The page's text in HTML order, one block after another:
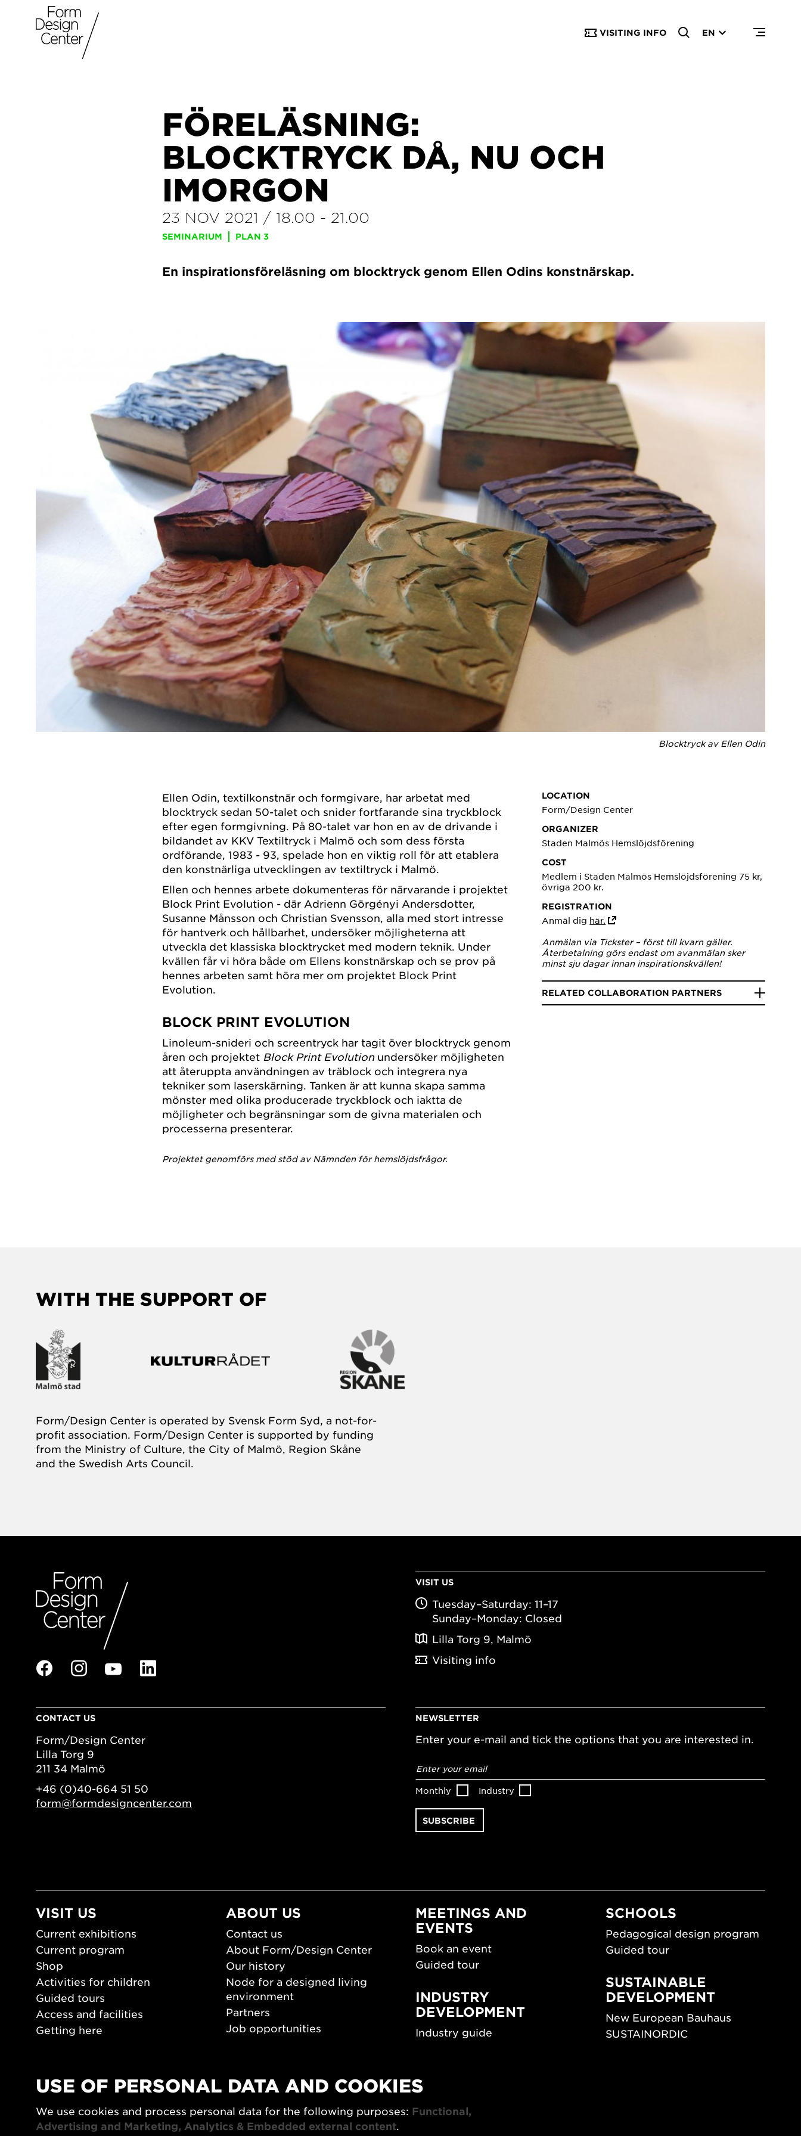
VISITING INFO EN
FÖRELÄSNING:
BLOCKTRYCK DÅ, NU OCH
IMORGON
23 NOV 2021 / 18.00 - 21.00
SEMINARIUM PLAN 3
En inspirationsföreläsning om blocktryck genom Ellen Odins konstnärskap.
Blocktryck av Ellen Odin
Ellen Odin, textilkonstnär och formgivare, har arbetat med
blocktryck sedan 50-talet och snider fortfarande sina tryckblock
efter egen formgivning. På 80-talet var hon en av de drivande i
bildandet av KKV Textiltryck i Malmö och som dess första
ordförande, 1983 - 93, spelade hon en viktig roll för att etablera
den konstnärliga utvecklingen av textiltryck i Malmö.
Ellen och hennes arbete dokumenteras för närvarande i projektet
Block Print Evolution - där Adrienn Görgényi Andersdotter,
Susanne Månsson och Christian Svensson, alla med stort intresse
för hantverk och hållbarhet, undersöker möjligheterna att
utveckla det klassiska blocktrycket med modern teknik. Under
kvällen får vi höra både om Ellens konstnärskap och se prov på
hennes arbeten samt höra mer om projektet Block Print
Evolution.
BLOCK PRINT EVOLUTION
Linoleum-snideri och screentryck har tagit över blocktryck genom
åren och projektet Block Print Evolutionundersöker möjligheten
att återuppta användningen av träblock och integrera nya
tekniker som laserskärning. Tanken är att kunna skapa samma
mönster med olika producerade tryckblock och iaktta de
möjligheter och begränsningar som de givna materialen och
processerna presenterar.
Projektet genomförs med stöd av Nämnden för hemslöjdsfrågor.
LOCATION
Form/Design Center
ORGANIZER
Staden Malmös Hemslöjdsförening
COST
Medlem i Staden Malmös Hemslöjdsförening 75 kr,
övriga 200 kr.
REGISTRATION
Anmäl dig här.
Anmälan via Tickster – först till kvarn gäller.
Återbetalning görs endast om avanmälan sker
minst sju dagar innan inspirationskvällen!
RELATED COLLABORATION PARTNERS
WITH THE SUPPORT OF
Form/Design Center is operated by Svensk Form Syd, a not-for-
profit association. Form/Design Center is supported by funding
from the Ministry of Culture, the City of Malmö, Region Skåne
and the Swedish Arts Council.
VISIT US
Tuesday–Saturday: 11–17
Sunday–Monday: Closed
Lilla Torg 9, Malmö
Visiting info
CONTACT US
Form/Design Center
Lilla Torg 9
211 34 Malmö
+46 (0)40-664 51 50
form@formdesigncenter.com
NEWSLETTER
Enter your e-mail and tick the options that you are interested in.
address*
Monthly Industry
VISIT US
Current exhibitions
Current program
Shop
Activities for children
Guided tours
Access and facilities
Getting here
ABOUT US
Contact us
About Form/Design Center
Our history
Node for a designed living
environment
Partners
Job opportunities
PLAY
Video archive
MEETINGS AND
EVENTS
Book an event
Guided tour
INDUSTRY
DEVELOPMENT
Industry guide
Days
SPOK
The Architecture Days
SCHOOLS
Pedagogical design program
Guided tour
SUSTAINABLE
DEVELOPMENT
New European Bauhaus
SUSTAINORDIC
USE OF PERSONAL DATA AND COOKIES
We use cookies and process personal data for the following purposes: Functional,
Advertising and Marketing, Analytics & Embedded external content.